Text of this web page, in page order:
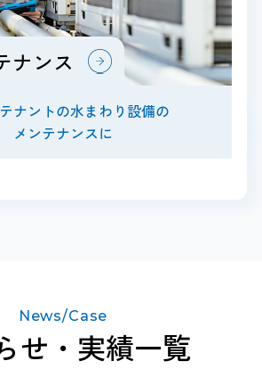
ナンス
ナントの水まわり設備の
メンテナンスに
News/Case
せ・実績一覧